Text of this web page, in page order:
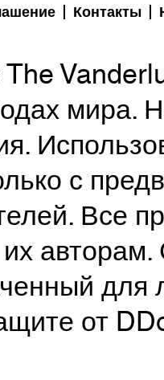
Контакты
с
Все
от